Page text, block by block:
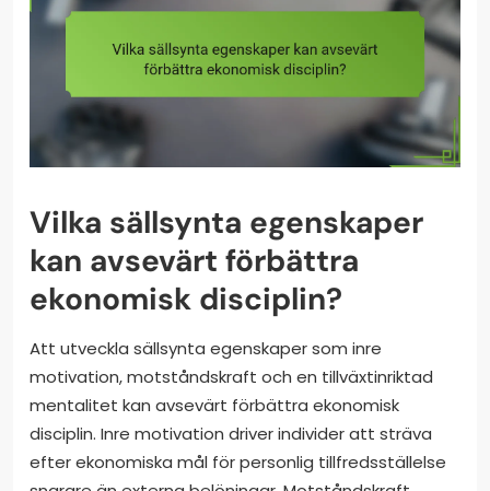
Vilka sällsynta egenskaper
kan avsevärt förbättra
ekonomisk disciplin?
Att utveckla sällsynta egenskaper som inre
motivation, motståndskraft och en tillväxtinriktad
mentalitet kan avsevärt förbättra ekonomisk
disciplin. Inre motivation driver individer att sträva
efter ekonomiska mål för personlig tillfredsställelse